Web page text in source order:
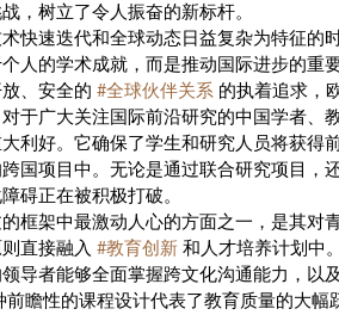
，树立了令人振奋的新标杆。
快速迭代和全球动态日益复杂为特征的
人的学术成就，而是推动国际进步的重
、安全的 #全球伙伴关系 的执着追求，
于广大关注国际前沿研究的中国学者、
利好。它确保了学生和研究人员将获得
国项目中。无论是通过联合研究项目，
碍正在被积极打破。
框架中最激动人心的方面之一，是其对
直接融入 #教育创新 和人才培养计划中
导者能够全面掌握跨文化沟通能力，以
前瞻性的课程设计代表了教育质量的大